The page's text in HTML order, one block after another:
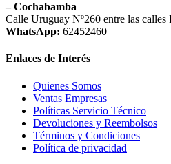
– Cochabamba
Calle Uruguay Nº260 entre las
WhatsApp: 62452460
Enlaces de Interés
Quienes Somos
Ventas Empresas
Políticas Servicio Técnico
Devoluciones y Reembolsos
Términos y Condiciones
Política de privacidad